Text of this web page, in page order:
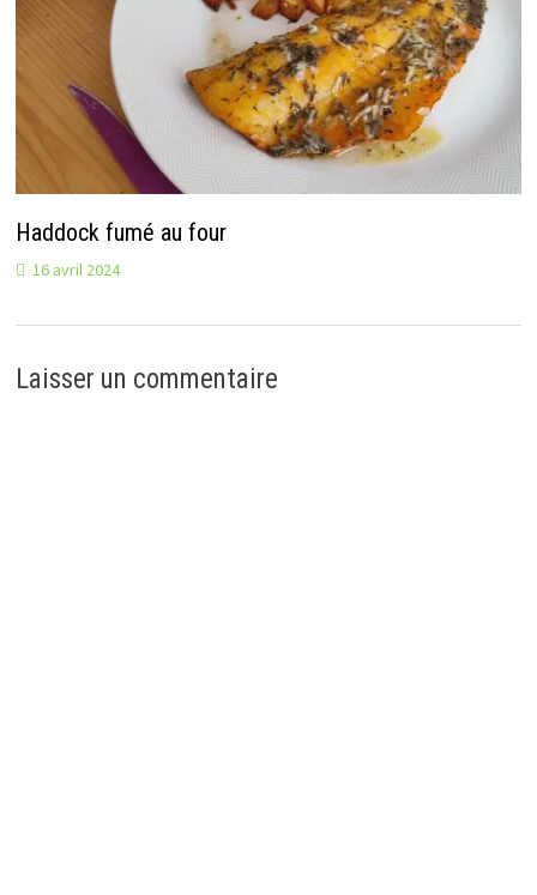
Haddock fumé au four
16 avril 2024
Laisser un commentaire